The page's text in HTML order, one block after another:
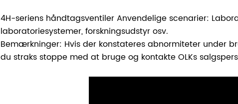
4H-seriens håndtagsventiler Anvendelige scenarier:
laboratoriesystemer, forskningsudstyr osv.
Bemærkninger: Hvis der konstateres abnormiteter under
du straks stoppe med at bruge og kontakte OLKs